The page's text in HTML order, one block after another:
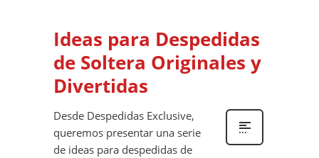
Ideas para Despedidas
de Soltera Originales y
Divertidas
Desde Despedidas Exclusive,
queremos presentar una serie
de ideas para despedidas de